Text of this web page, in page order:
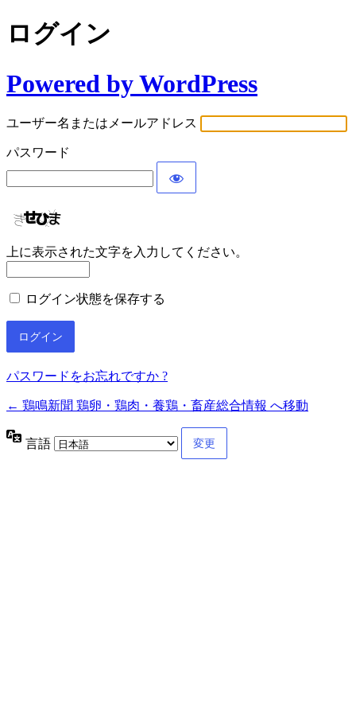
ログイン
Powered by WordPress
ユーザー名またはメールアドレス
パスワード
上に表示された文字を入力してください。
ログイン状態を保存する
パスワードをお忘れですか ?
← 鶏鳴新聞 鶏卵・鶏肉・養鶏・畜産総合情報 へ移動
言語